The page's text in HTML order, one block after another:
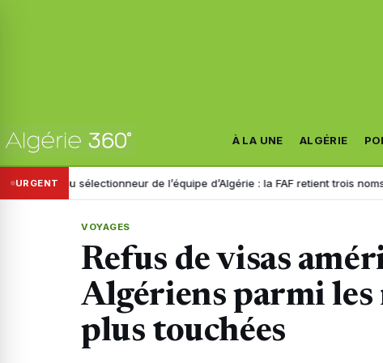
À LA UNE ALGÉRIE
URGENT
sélectionneur de l’équipe d’Algérie : la FAF retient trois noms
VOYAGES
Refus de visas
Algériens parmi
plus touchées